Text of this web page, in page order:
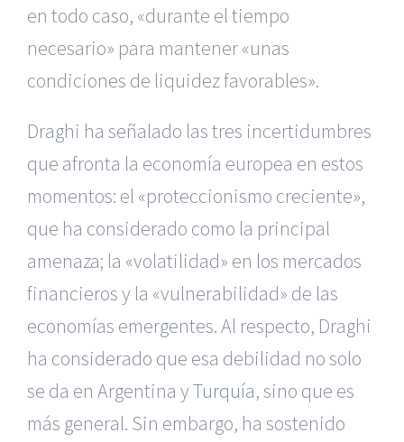
en todo caso, «durante el tiempo
necesario» para mantener «unas
condiciones de liquidez favorables».
Draghi ha señalado las tres incertidumbres
que afronta la economía europea en estos
momentos: el «proteccionismo creciente»,
que ha considerado como la principal
amenaza; la «volatilidad» en los mercados
financieros y la «vulnerabilidad» de las
economías emergentes. Al respecto, Draghi
ha considerado que esa debilidad no solo
se da en Argentina yTurquía, sino que es
más general. Sin embargo, ha sostenido